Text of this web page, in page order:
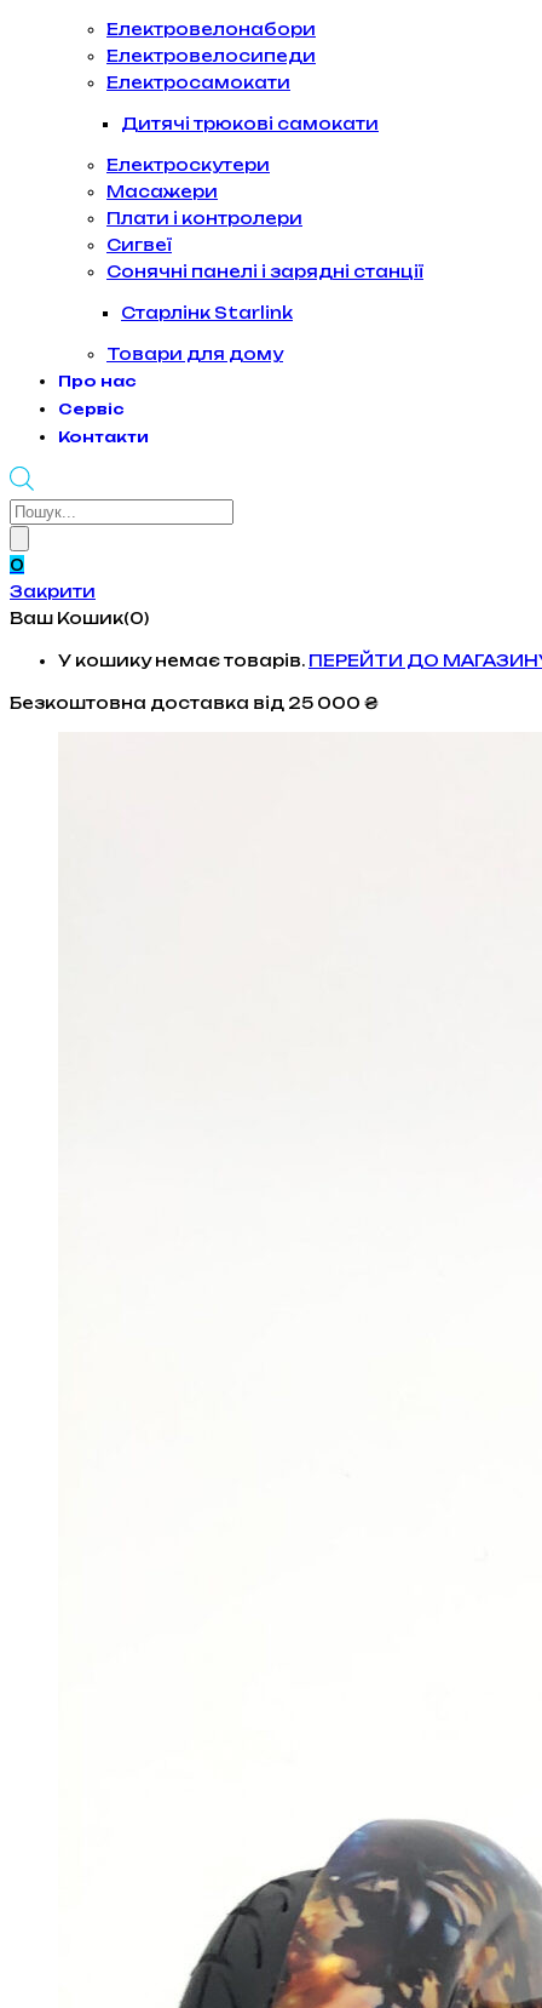
Електровелонабори
Електровелосипеди
Електросамокати
Дитячі трюкові самокати
Електроскутери
Масажери
Плати і контролери
Сигвеї
Сонячні панелі і зарядні станції
Старлінк Starlink
Товари для дому
Про нас
Сервіс
Контакти
Products
0
Закрити
Ваш Кошик(0)
У кошику немає товарів. ПЕРЕЙТИ ДО
Безкоштовна доставка від 25 000 ₴